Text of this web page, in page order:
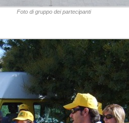
Foto di gruppo dei partecipanti